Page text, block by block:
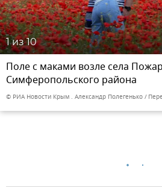
1из 10
Поле с маками возле села
Симферопольского района
© РИА Новости Крым . Александр Полегенько